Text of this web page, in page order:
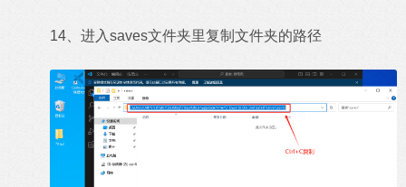
14、进入saves文件夹里复制文件夹的路径